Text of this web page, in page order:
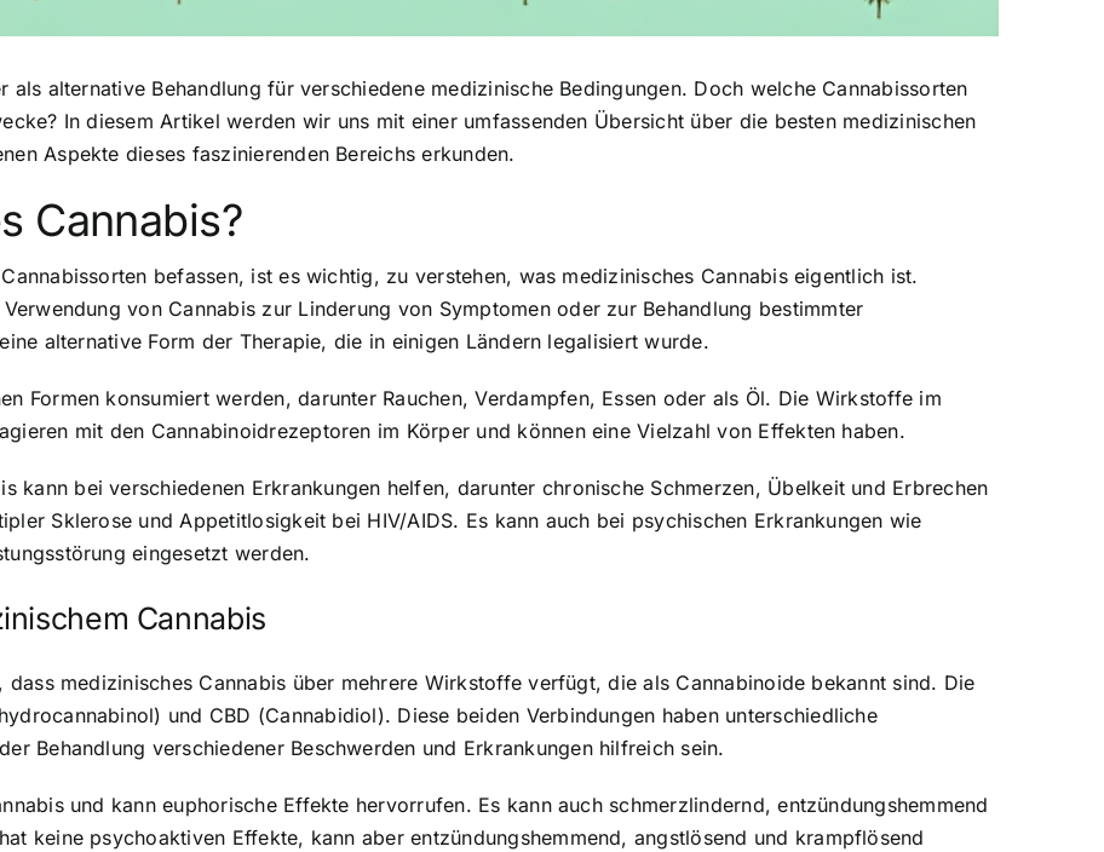
alternative Behandlung für verschiedene medizinische Bedingungen. Doch welche Cannabissorten
In diesem Artikel werden wir uns mit einer umfassenden Übersicht über die besten medizinischen
Aspekte dieses faszinierenden Bereichs erkunden.
Cannabis?
befassen, ist es wichtig, zu verstehen, was medizinisches Cannabis eigentlich ist.
von Cannabis zur Linderung von Symptomen oder zur Behandlung bestimmter
alternative Form der Therapie, die in einigen Ländern legalisiert wurde.
Formen konsumiert werden, darunter Rauchen, Verdampfen, Essen oder als Öl. Die Wirkstoffe im
mit den Cannabinoidrezeptoren im Körper und können eine Vielzahl von Effekten haben.
kann bei verschiedenen Erkrankungen helfen, darunter chronische Schmerzen, Übelkeit und Erbrechen
Sklerose und Appetitlosigkeit bei HIV/AIDS. Es kann auch bei psychischen Erkrankungen wie
eingesetzt werden.
Cannabis
medizinisches Cannabis über mehrere Wirkstoffe verfügt, die als Cannabinoide bekannt sind. Die
und CBD (Cannabidiol). Diese beiden Verbindungen haben unterschiedliche
Behandlung verschiedener Beschwerden und Erkrankungen hilfreich sein.
und kann euphorische Effekte hervorrufen. Es kann auch schmerzlindernd, entzündungshemmend
keine psychoaktiven Effekte, kann aber entzündungshemmend, angstlösend und krampflösend